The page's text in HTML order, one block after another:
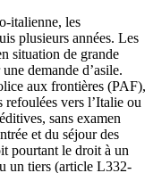
italienne, les
plusieurs années. Les
situation de grande
demande d’asile.
aux frontières (PAF),
vers l’Italie ou
sans examen
et du séjour des
pourtant le droit à un
un tiers (article L332-